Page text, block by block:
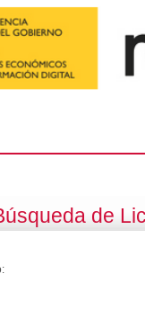
de